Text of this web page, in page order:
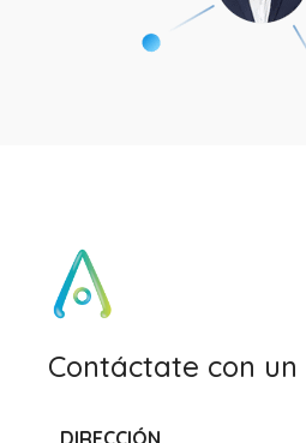
Contáctate con un